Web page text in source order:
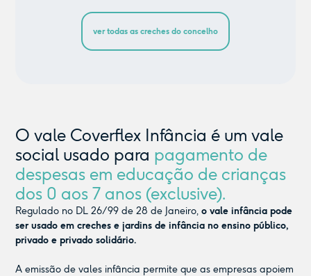
ver todas as creches do concelho
O vale Coverflex Infância é um vale
social usado para pagamento de
despesas em educação de crianças
dos 0 aos 7 anos (exclusive).
Regulado no DL 26/99 de 28 de Janeiro,o vale infância pode
ser usado em creches e jardins de infância no ensino público,
privado e privado solidário.
A emissão de vales infância permite que as empresas apoiem